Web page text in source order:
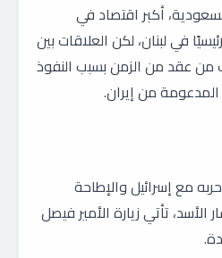
أكبر اقتصاد في
في لبنان، لكن العلاقات بين
من عقد من الزمن بسبب النفوذ
المدعومة من إيران.
مع إسرائيل والإطاحة
الأسد، تأتي زيارة الأمير فيصل